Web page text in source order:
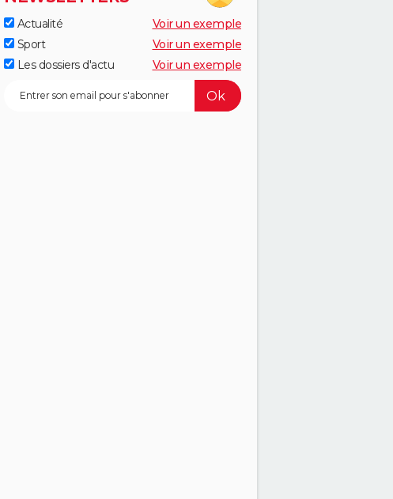
Actualité
Voir un exemple
Sport
Voir un exemple
Les dossiers d'actu
Voir un exemple